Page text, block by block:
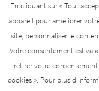
Généthon est
des maladies rares
AFM-TÉLÉTHON
En cliquant sur « Tout
appareil pour améliorer
site, personnaliser le
Votre consentement est
retirer votre
cookies ». Pour plus